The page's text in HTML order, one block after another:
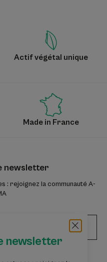
newsletter
Actif végétal unique
Made in France
newsletter
: rejoignez la communauté A-